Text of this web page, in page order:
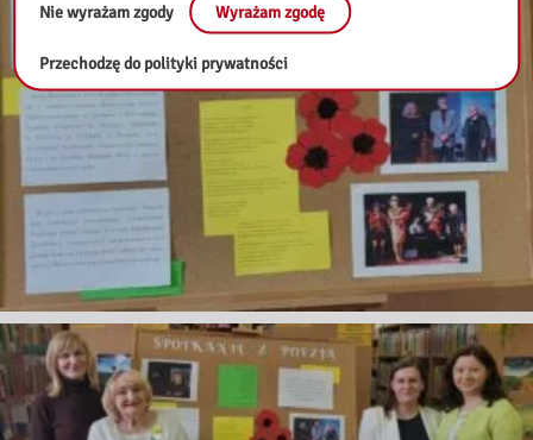
Nie wyrażam zgody Wyrażam zgodę
Przechodzę do polityki prywatności